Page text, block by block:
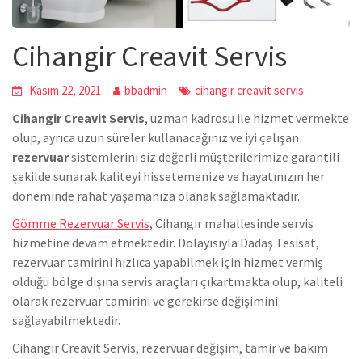
Cihangir Creavit Servis
Kasım 22, 2021 bbadmin cihangir creavit servis
Cihangir Creavit Servis, uzman kadrosu ile hizmet vermekte
olup, ayrıca uzun süreler kullanacağınız ve iyi çalışan
rezervuarsistemlerini siz değerli müşterilerimize garantili
şekilde sunarak kaliteyi hissetemenize ve hayatınızın her
döneminde rahat yaşamanıza olanak sağlamaktadır.
Gömme Rezervuar Servis, Cihangir mahallesinde servis
hizmetine devam etmektedir. Dolayısıyla Dadaş Tesisat,
rezervuar tamirini hızlıca yapabilmek için hizmet vermiş
olduğu bölge dışına servis araçları çıkartmakta olup, kaliteli
olarak rezervuar tamirini ve gerekirse değişimini
sağlayabilmektedir.
Cihangir Creavit Servis, rezervuar değişim, tamir ve bakım